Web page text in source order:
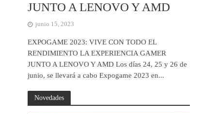
JUNTO A LENOVO Y AMD
junio 15, 2023
EXPOGAME 2023: VIVE CON TODO EL
RENDIMIENTO LA EXPERIENCIA GAMER
JUNTO A LENOVO Y AMD Los días 24, 25 y 26 de
junio, se llevará a cabo Expogame 2023 en...
Novedades